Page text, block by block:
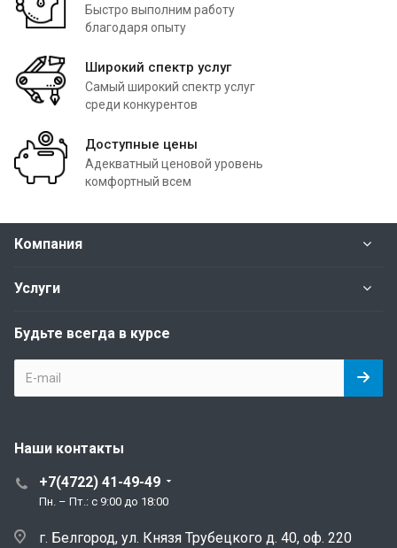
Быстро выполним работу
благодаря опыту
Широкий спектр услуг
Самый широкий спектр услуг
среди конкурентов
Доступные цены
Адекватный ценовой уровень
комфортный всем
Компания
Услуги
Будьте всегда в курсе
Наши контакты
+7(4722) 41-49-49
Пн. – Пт.: с 9:00 до 18:00
г. Белгород, ул. Князя Трубецкого д. 40, оф. 220